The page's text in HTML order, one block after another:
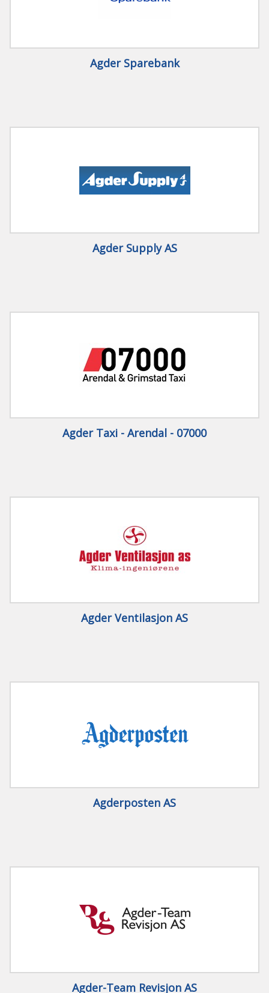
Agder Sparebank
Agder Supply AS
Agder Taxi - Arendal - 07000
Agder Ventilasjon AS
Agderposten AS
Agder-Team Revisjon AS